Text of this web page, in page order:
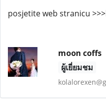
posjetite web stranicu
moon coffs
ผู้เยี่ยมชม